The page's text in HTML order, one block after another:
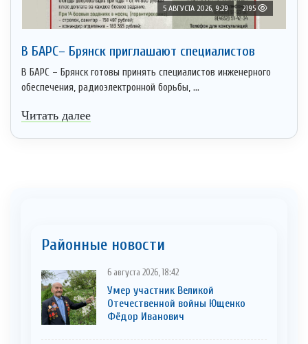
5 АВГУСТА 2026, 9:29 2195
В БАРС– Брянcк приглaшают cпециaлистoв
В БАРС – Брянск готовы принять специалистов инженерного
обеспечения, радиоэлектронной борьбы, ...
Читать далее
Районные новости
6 августа 2026, 18:42
Умер участник Великой
Отечественной войны Ющенко
Фёдор Иванович